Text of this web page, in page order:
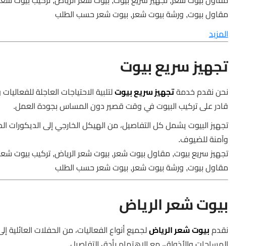
مقاول بيوت, ورشة بيوت شعر, بيوت شعر حسب الطلب
المزيد
تجهيز سريع بيوت
نحن نقدم خدمةتجهيز سريع بيوتلتلبية الاحتياجات العاجلة
قادر على تركيب البيوت في وقت قصير دون المساس بجودة العمل.
تجهيز البيوت يشمل كل التفاصيل، من الهيكل الخارجي إلى الديكورات
وآمنة للضيوف.
تجهيز سريع بيوت, مقاول بيوت شعر, بيوت شعر الرياض, تركيب بيوت
مقاول بيوت, ورشة بيوت شعر, بيوت شعر حسب الطلب
بيوت شعر الرياض
نقدمبيوت شعر الرياضلجميع أنواع الفعاليات، من الحفلات